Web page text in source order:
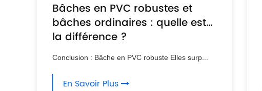
Bâches en PVC robustes et
bâches ordinaires : quelle est
la différence ?
Conclusion : Bâche en PVC robuste Elles surp...
En Savoir Plus